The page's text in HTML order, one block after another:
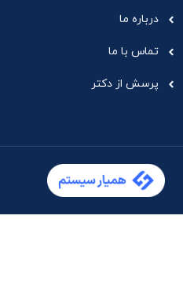
درباره ما
تماس با ما
پرسش از دکتر